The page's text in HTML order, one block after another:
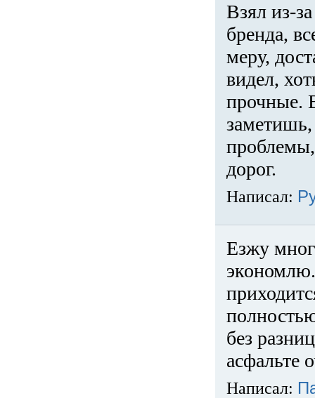
Взял из-
бренда,
меру,
видел,
прочные.
проблемы,
дорог.
Написал:
Езжу
без
асфальте
Написал: